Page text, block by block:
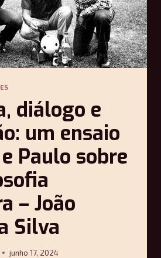
diálogo e
um ensaio
Paulo sobre
– João
Silva
junho 17, 2024